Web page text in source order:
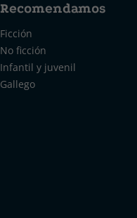
Recomendamos
Ficción
No ficción
Infantil y juvenil
Gallego